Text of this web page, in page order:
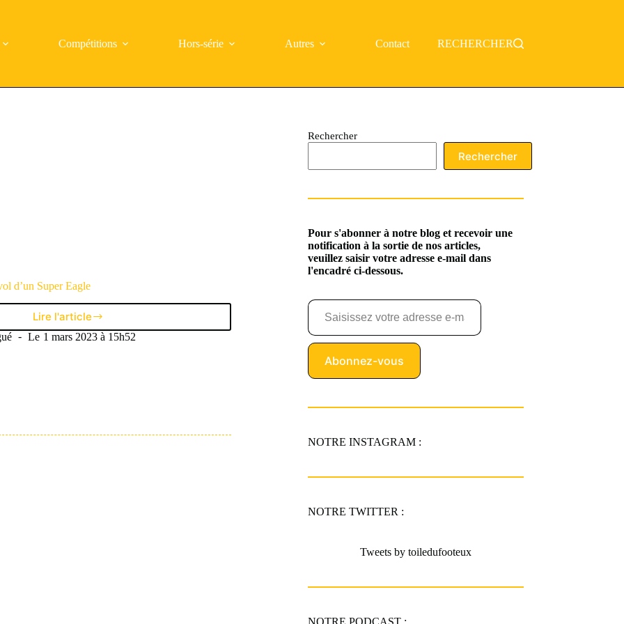
Compétitions Hors-série Autres Contact RECHERCHER
d’un Super Eagle
Lire l'article
Victor
Osimhen,
Le 1 mars 2023 à 15h52
Rechercher
Rechercher
Pour s'abonner à notre blog et recevoir une
notification à la sortie de nos articles,
veuillez saisir votre adresse e-mail dans
l'encadré ci-dessous.
Saisissez votre adresse e-mail…
Abonnez-vous
NOTRE INSTAGRAM :
NOTRE TWITTER :
Tweets by toiledufooteux
NOTRE PODCAST :